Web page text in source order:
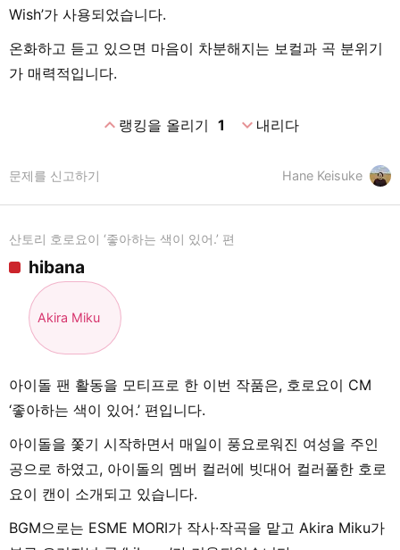
Wish’가 사용되었습니다.
온화하고 듣고 있으면 마음이 차분해지는 보컬과 곡 분위기
가 매력적입니다.
expand_less랭킹을 올리기 1 expand_more내리다
Hane Keisuke
문제를 신고하기
산토리 호로요이 ‘좋아하는 색이 있어.’ 편
hibana
Akira Miku
아이돌 팬 활동을 모티프로 한 이번 작품은, 호로요이 CM
‘좋아하는 색이 있어.’ 편입니다.
아이돌을 쫓기 시작하면서 매일이 풍요로워진 여성을 주인
공으로 하였고, 아이돌의 멤버 컬러에 빗대어 컬러풀한 호로
요이 캔이 소개되고 있습니다.
BGM으로는 ESME MORI가 작사·작곡을 맡고 Akira Miku가